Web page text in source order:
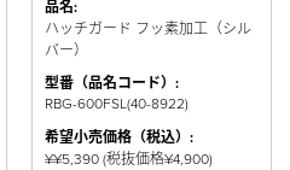
品名:
ハッチガード フッ素加工（シル
バー）
型番（品名コード）:
RBG-600FSL(40-8922)
希望小売価格（税込）:
¥¥5,390 (税抜価格¥4,900)